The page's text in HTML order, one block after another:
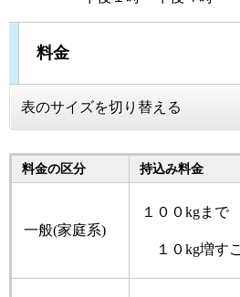
料金
表のサイズを切り替える
料金の区分 持込み料金
一般(家庭系)
１００kg
１０kg増す